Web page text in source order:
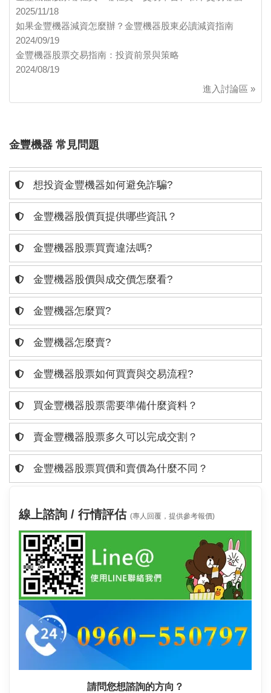
2025/11/18
如果金豐機器減資怎麼辦？金豐機器股東必讀減資指南
2024/09/19
金豐機器股票交易指南：投資前景與策略
2024/08/19
進入討論區 »
金豐機器 常見問題
想投資金豐機器如何避免詐騙?
金豐機器股價頁提供哪些資訊？
金豐機器股票買賣違法嗎?
金豐機器股價與成交價怎麼看?
金豐機器怎麼買?
金豐機器怎麼賣?
金豐機器股票如何買賣與交易流程?
買金豐機器股票需要準備什麼資料？
賣金豐機器股票多久可以完成交割？
金豐機器股票買價和賣價為什麼不同？
線上諮詢 / 行情評估 (專人回覆，提供參考報價)
請問您想諮詢的方向？